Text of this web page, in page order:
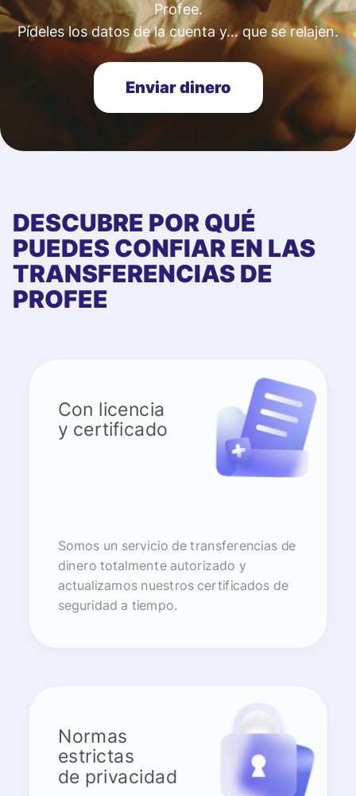
Profee.
Pídeles los datos de la cuenta y… que se relajen.
Enviar dinero
DESCUBRE POR QUÉ
PUEDES CONFIAR EN LAS
TRANSFERENCIAS DE
PROFEE
Con licencia
y certificado
Somos un servicio de transferencias de
dinero totalmente autorizado y
actualizamos nuestros certificados de
seguridad a tiempo.
Normas
estrictas
de privacidad